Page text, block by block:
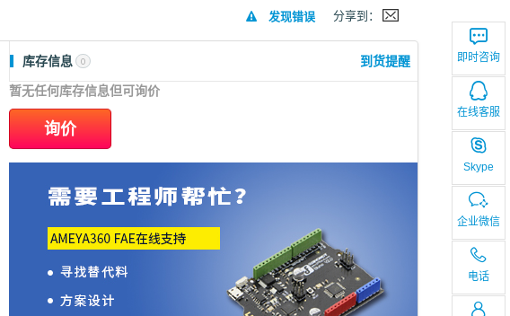
即时咨询
在线客服
Skype
企业微信
电话
发现错误 分享到：
库存信息 0 到货提醒
暂无任何库存信息但可询价
询价